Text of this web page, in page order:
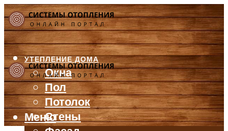
УТЕПЛЕНИЕ ДОМА
Окна
Пол
Потолок
Стены
Меню